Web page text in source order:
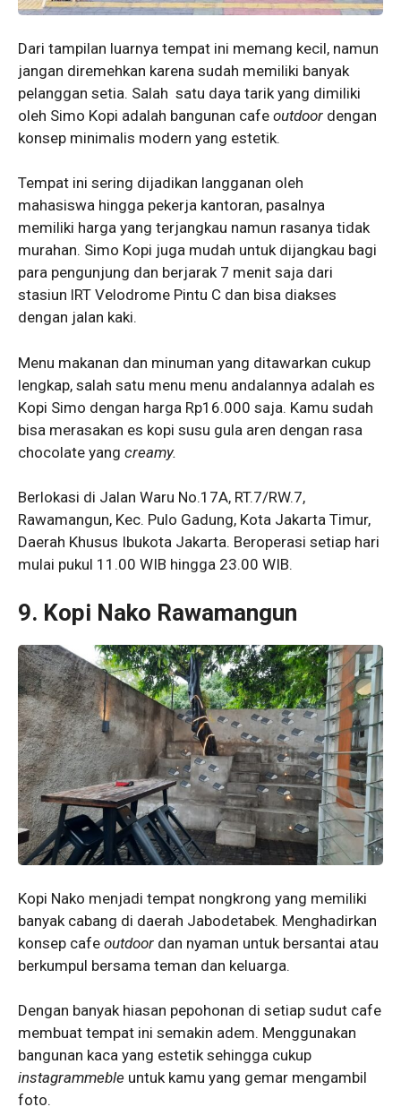
Dari tampilan luarnya tempat ini memang kecil, namun
jangan diremehkan karena sudah memiliki banyak
pelanggan setia. Salah satu daya tarik yang dimiliki
oleh Simo Kopi adalah bangunan cafe outdoor dengan
konsep minimalis modern yang estetik.
Tempat ini sering dijadikan langganan oleh
mahasiswa hingga pekerja kantoran, pasalnya
memiliki harga yang terjangkau namun rasanya tidak
murahan. Simo Kopi juga mudah untuk dijangkau bagi
para pengunjung dan berjarak 7 menit saja dari
stasiun lRT Velodrome Pintu C dan bisa diakses
dengan jalan kaki.
Menu makanan dan minuman yang ditawarkan cukup
lengkap, salah satu menu menu andalannya adalah es
Kopi Simo dengan harga Rp16.000 saja. Kamu sudah
bisa merasakan es kopi susu gula aren dengan rasa
chocolate yang creamy.
Berlokasi di Jalan Waru No.17A, RT.7/RW.7,
Rawamangun, Kec. Pulo Gadung, Kota Jakarta Timur,
Daerah Khusus Ibukota Jakarta. Beroperasi setiap hari
mulai pukul 11.00 WIB hingga 23.00 WIB.
9. Kopi Nako Rawamangun
Kopi Nako menjadi tempat nongkrong yang memiliki
banyak cabang di daerah Jabodetabek. Menghadirkan
konsep cafe outdoor dan nyaman untuk bersantai atau
berkumpul bersama teman dan keluarga.
Dengan banyak hiasan pepohonan di setiap sudut cafe
membuat tempat ini semakin adem. Menggunakan
bangunan kaca yang estetik sehingga cukup
instagrammeble untuk kamu yang gemar mengambil
foto.